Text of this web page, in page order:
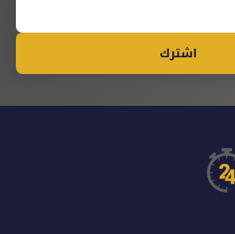
اشترك